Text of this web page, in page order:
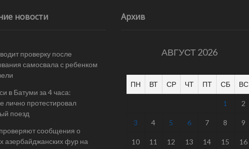
новости
проверку после
самосвала с ребенком
в Батуми за 4 часа:
лично протестировал
поезд
сообщения о
азербайджанских фур на
Архив
АВГУСТ 2026
ПН ВТ СР ЧТ ПТ СБ ВС
1 2
3 4 5 6 7 8 9
10 11 12 13 14 15 16